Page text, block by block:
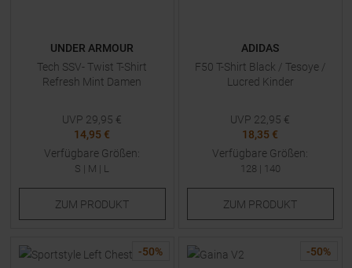
UNDER ARMOUR
Tech SSV- Twist T-Shirt
Refresh Mint Damen
UVP 29,95 €
14,95 €
Verfügbare Größen:
S | M | L
ZUM PRODUKT
ADIDAS
F50 T-Shirt Black / Tesoye /
Lucred Kinder
UVP 22,95 €
18,35 €
Verfügbare Größen:
128 | 140
ZUM PRODUKT
-50% -50%